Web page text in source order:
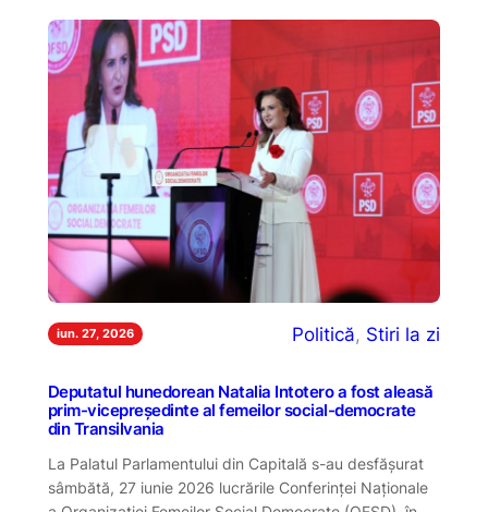
iun. 27, 2026 Politică, Stiri la zi
Deputatul hunedorean Natalia Intotero a fost aleasă
prim-vicepreședinte al femeilor social-democrate
din Transilvania
La Palatul Parlamentului din Capitală s-au desfășurat
sâmbătă, 27 iunie 2026 lucrările Conferinței Naționale